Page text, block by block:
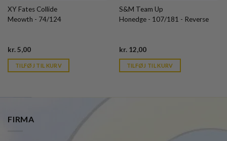
XY Fates Collide
Meowth - 74/124
kr.5,00Current
is:
kr. 39,95.
TILFØJ TIL KURV
S&M Team Up
Honedge - 107/181 - Reverse
kr.12,00Current
is:
kr. 39,95.
TILFØJ TIL KURV
FIRMA